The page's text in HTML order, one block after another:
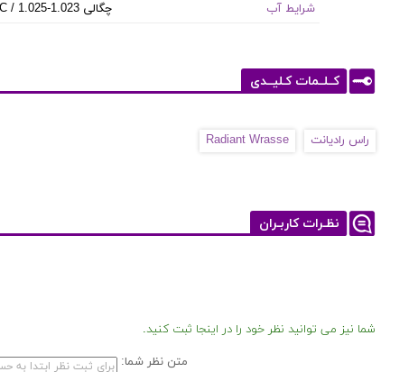
شرایط آب
8.1-8.4 PH / 8-12 dKH / 22-26 °C / چگالی 1.023-1.025
کــلــمات کـلیــدی
راس رادیانت Radiant Wrasse
نظـرات کاربـران
شما نیز می توانید نظر خود را در اینجا ثبت کنید.
متن نظر شما: